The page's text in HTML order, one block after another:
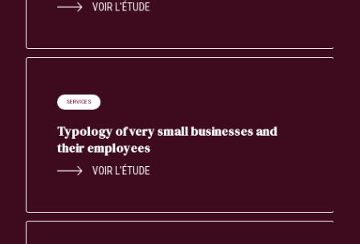
VOIR L'ÉTUDE
SERVICES
Typology of very small businesses and
their employees
VOIR L'ÉTUDE